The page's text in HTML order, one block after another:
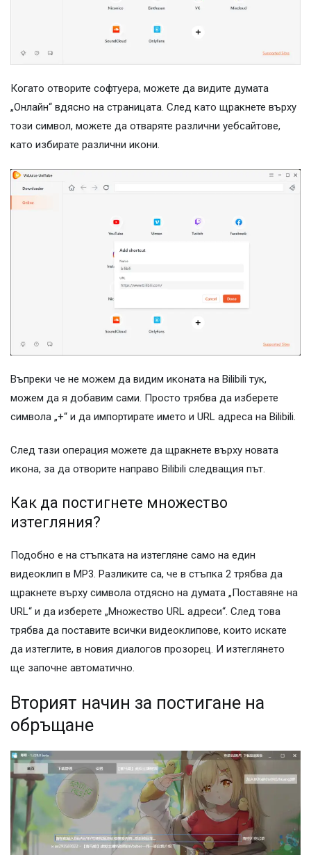
Когато отворите софтуера, можете да видите думата
„Онлайн“ вдясно на страницата. След като щракнете върху
този символ, можете да отваряте различни уебсайтове,
като избирате различни икони.
Въпреки че не можем да видим иконата на Bilibili тук,
можем да я добавим сами. Просто трябва да изберете
символа „+“ и да импортирате името и URL адреса на Bilibili.
След тази операция можете да щракнете върху новата
икона, за да отворите направо Bilibili следващия път.
Как да постигнете множество
изтегляния?
Подобно е на стъпката на изтегляне само на един
видеоклип в MP3. Разликите са, че в стъпка 2 трябва да
щракнете върху символа отдясно на думата „Поставяне на
URL“ и да изберете „Множество URL адреси“. След това
трябва да поставите всички видеоклипове, които искате
да изтеглите, в новия диалогов прозорец. И изтеглянето
ще започне автоматично.
Вторият начин за постигане на
обръщане